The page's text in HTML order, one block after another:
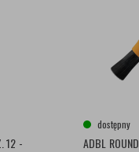
12 -
dostępny
ADBL